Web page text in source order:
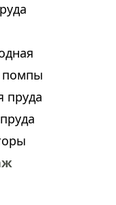
помпы
пруда